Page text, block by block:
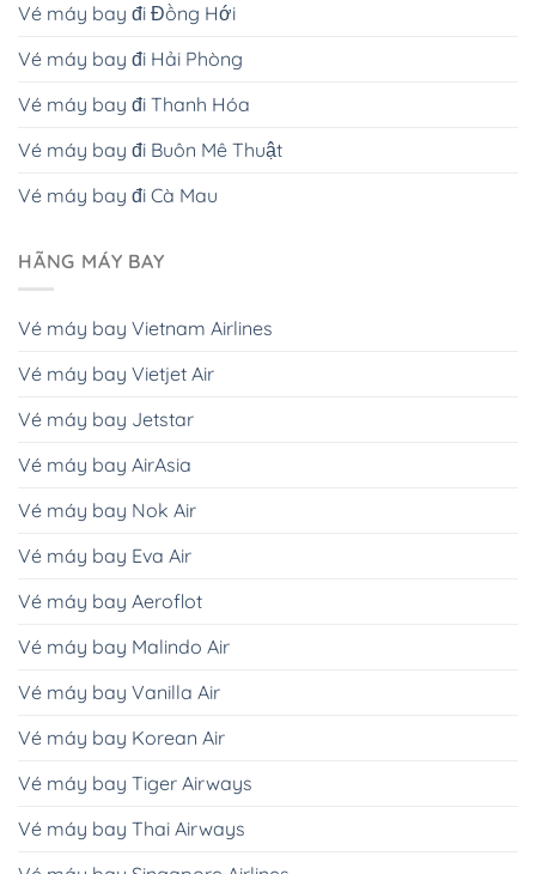
Vé máy bay đi Đồng Hới
Vé máy bay đi Hải Phòng
Vé máy bay đi Thanh Hóa
Vé máy bay đi Buôn Mê Thuật
Vé máy bay đi Cà Mau
HÃNG MÁY BAY
Vé máy bay Vietnam Airlines
Vé máy bay Vietjet Air
Vé máy bay Jetstar
Vé máy bay AirAsia
Vé máy bay Nok Air
Vé máy bay Eva Air
Vé máy bay Aeroflot
Vé máy bay Malindo Air
Vé máy bay Vanilla Air
Vé máy bay Korean Air
Vé máy bay Tiger Airways
Vé máy bay Thai Airways